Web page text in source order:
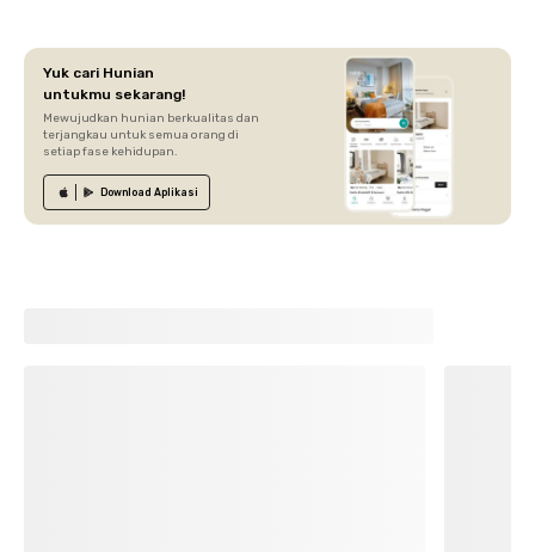
Yuk cari Hunian
untukmu sekarang!
Mewujudkan hunian berkualitas dan
terjangkau untuk semua orang di
setiap fase kehidupan.
Download Aplikasi